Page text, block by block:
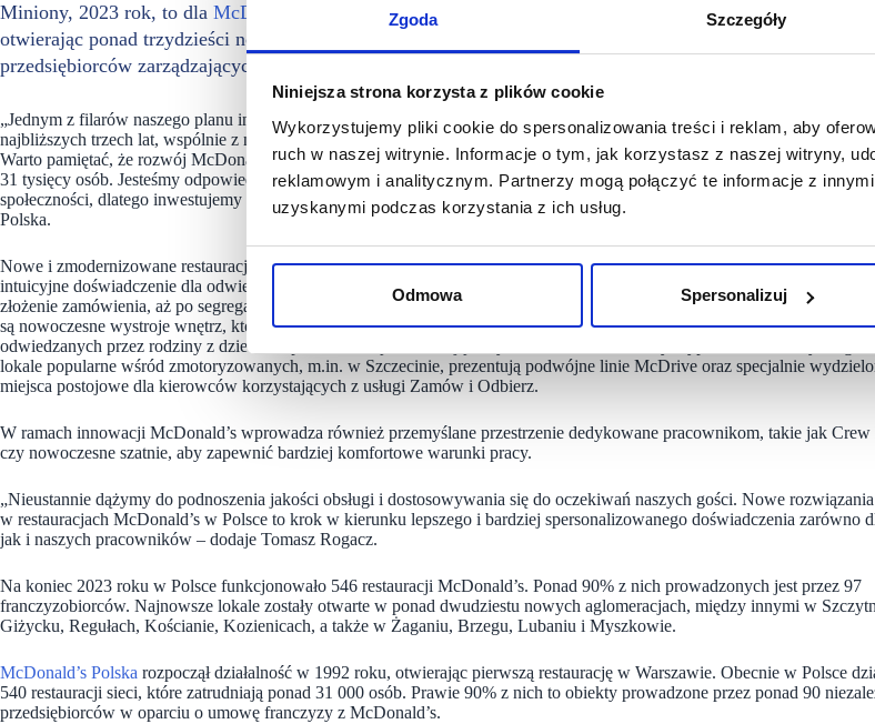
Zgoda Szczegóły
Niniejsza strona korzysta z plików cookie
Wykorzystujemy pliki cookie do spersonalizowania treści i reklam, aby
ruch w naszej witrynie. Informacje o tym, jak korzystasz z naszej witryny,
reklamowym i analitycznym. Partnerzy mogą połączyć te informacje z
uzyskanymi podczas korzystania z ich usług.
Odmowa Spersonalizuj
Miniony, 2023 rok, to dla McDonald’s
czas intensywnego rozwoju. Sieć znacząco rozszerzyła swoją
otwierając ponad trzydzieści nowych lokali i wzbogacając swoje grono franczyzobiorców o dziewięciu
przedsiębiorców zarządzających restauracjami.
„Jednym z filarów naszego planu inwestycyjnego jest powstawanie nowych lokali oraz modernizacja tych już istniejących. W
najbliższych trzech lat, wspólnie z naszymi partnerami, zamierzamy otworzyć 120 restauracji i zmodernizować około 100 z
Warto pamiętać, że rozwój McDonald’s to też wzrost naszych dostawców oraz zwiększenie zatrudnienia, które już dziś
31 tysięcy osób. Jesteśmy odpowiedzialnym liderem, zdajemy sobie sprawę z wpływu, jaki mamy na gospodarkę i lokalne
społeczności, dlatego inwestujemy w duchu zrównoważonego rozwoju – mówi Tomasz Rogacz, dyrektor zarządzający
Polska.
Nowe i zmodernizowane restauracje McDonald’s zostały specjalnie zaprojektowane, aby zapewnić jeszcze łatwiejsze,
intuicyjne doświadczenie dla odwiedzających. Układ sali został zoptymalizowany, aby uprościć ścieżkę od momentu wejścia,
złożenie zamówienia, aż po segregację odpadów przy koszach i opuszczenie restauracji. Jednym z kluczowych elementów
są nowoczesne wystroje wnętrz, które są starannie dostosowane do charakteru danej lokalizacji. Restauracje w miejscach
odwiedzanych przez rodziny z dziećmi, np. w Grudziądzu, oferują dedykowane rodzinne strefy wyposażone w stoły do gier.
lokale popularne wśród zmotoryzowanych, m.in. w Szczecinie, prezentują podwójne linie McDrive oraz specjalnie
miejsca postojowe dla kierowców korzystających z usługi Zamów i Odbierz.
W ramach innowacji McDonald’s wprowadza również przemyślane przestrzenie dedykowane pracownikom, takie jak Crew
czy nowoczesne szatnie, aby zapewnić bardziej komfortowe warunki pracy.
„Nieustannie dążymy do podnoszenia jakości obsługi i dostosowywania się do oczekiwań naszych gości. Nowe rozwiązania
w restauracjach McDonald’s w Polsce to krok w kierunku lepszego i bardziej spersonalizowanego doświadczenia zarówno
jak i naszych pracowników – dodaje Tomasz Rogacz.
Na koniec 2023 roku w Polsce funkcjonowało 546 restauracji McDonald’s. Ponad 90% z nich prowadzonych jest przez 97
franczyzobiorców. Najnowsze lokale zostały otwarte w ponad dwudziestu nowych aglomeracjach, między innymi w
Giżycku, Regułach, Kościanie, Kozienicach, a także w Żaganiu, Brzegu, Lubaniu i Myszkowie.
McDonald’s Polska rozpoczął działalność w 1992 roku, otwierając pierwszą restaurację w Warszawie. Obecnie w Polsce
540 restauracji sieci, które zatrudniają ponad 31 000 osób. Prawie 90% z nich to obiekty prowadzone przez ponad 90
przedsiębiorców w oparciu o umowę franczyzy z McDonald’s.